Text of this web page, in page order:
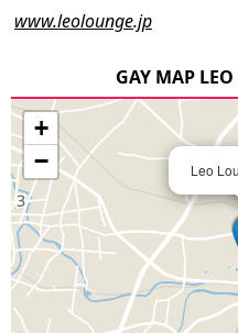
www.leolounge.jp
GAY MAP
Leo
+
−